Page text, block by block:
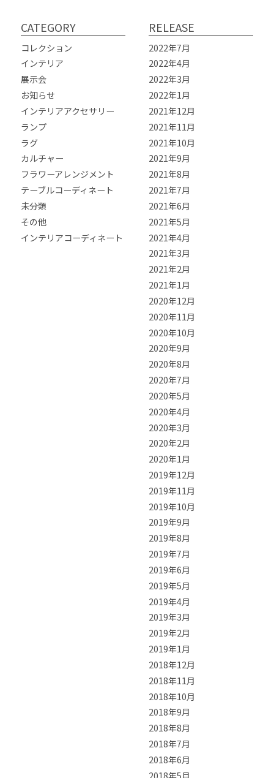
CATEGORY
コレクション
インテリア
展示会
お知らせ
インテリアアクセサリー
ランプ
ラグ
カルチャー
フラワーアレンジメント
テーブルコーディネート
未分類
その他
インテリアコーディネート
RELEASE
2022年7月
2022年4月
2022年3月
2022年1月
2021年12月
2021年11月
2021年10月
2021年9月
2021年8月
2021年7月
2021年6月
2021年5月
2021年4月
2021年3月
2021年2月
2021年1月
2020年12月
2020年11月
2020年10月
2020年9月
2020年8月
2020年7月
2020年5月
2020年4月
2020年3月
2020年2月
2020年1月
2019年12月
2019年11月
2019年10月
2019年9月
2019年8月
2019年7月
2019年6月
2019年5月
2019年4月
2019年3月
2019年2月
2019年1月
2018年12月
2018年11月
2018年10月
2018年9月
2018年8月
2018年7月
2018年6月
2018年5月